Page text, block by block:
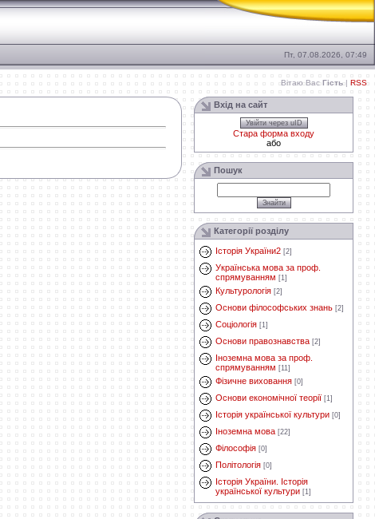
Пт, 07.08.2026, 07:49
Вітаю Вас Гість | RSS
Вхід на сайт
Увійти через uID
Стара форма входу
або
Пошук
Категорії розділу
Історія України2 [2]
Українська мова за проф.
спрямуванням [1]
Культурологія [2]
Основи філософських знань [2]
Соціологія [1]
Основи правознавства [2]
Іноземна мова за проф.
спрямуванням [11]
Фізичне виховання [0]
Основи економічної теорії [1]
Історія української культури [0]
Іноземна мова [22]
Філософія [0]
Політологія [0]
Історія України. Історія
української культури [1]